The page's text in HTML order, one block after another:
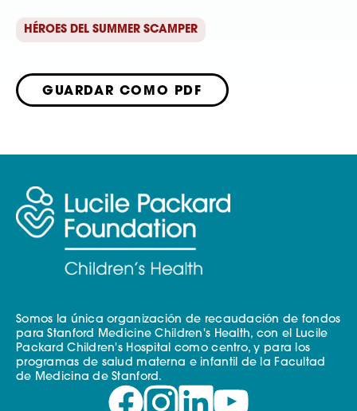
HÉROES DEL SUMMER SCAMPER
GUARDAR COMO PDF
Somos la única organización de recaudación de fondos
para Stanford Medicine Children's Health, con el Lucile
Packard Children's Hospital como centro, y para los
programas de salud materna e infantil de la Facultad
de Medicina de Stanford.